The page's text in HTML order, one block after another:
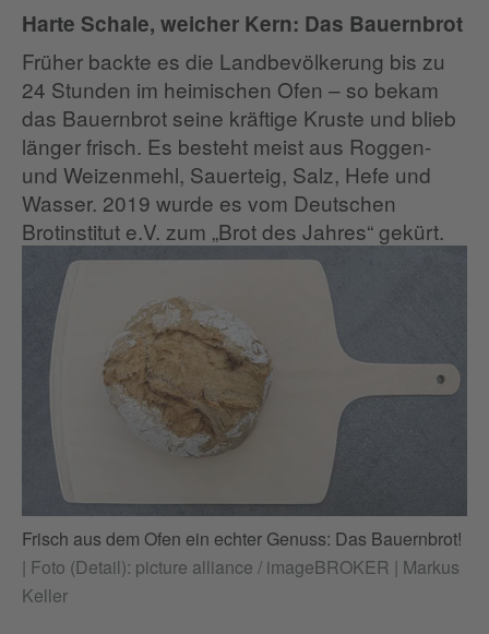
Harte Schale, weicher Kern: Das Bauernbrot
Früher backte es die Landbevölkerung bis zu
24 Stunden im heimischen Ofen – so bekam
das Bauernbrot seine kräftige Kruste und blieb
länger frisch. Es besteht meist aus Roggen-
und Weizenmehl, Sauerteig, Salz, Hefe und
Wasser. 2019 wurde es vom Deutschen
Brotinstitut e.V. zum „Brot des Jahres“ gekürt.
Frisch aus dem Ofen ein echter Genuss: Das Bauernbrot!
| Foto (Detail): picture alliance / imageBROKER | Markus
Keller